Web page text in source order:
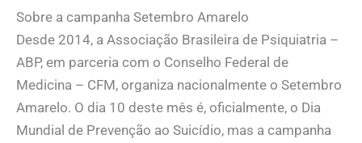
Sobre a campanha Setembro Amarelo
Desde 2014, a Associação Brasileira de Psiquiatria –
ABP, em parceria com o Conselho Federal de
Medicina – CFM, organiza nacionalmente o Setembro
Amarelo. O dia 10 deste mês é, oficialmente, o Dia
Mundial de Prevenção ao Suicídio, mas a campanha